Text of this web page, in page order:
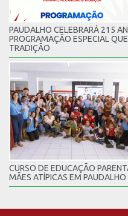
PAUDALHO CELEBRARÁ 215
PROGRAMAÇÃO ESPECIAL
TRADIÇÃO
CURSO DE EDUCAÇÃO
MÃES ATÍPICAS EM PAUDALHO